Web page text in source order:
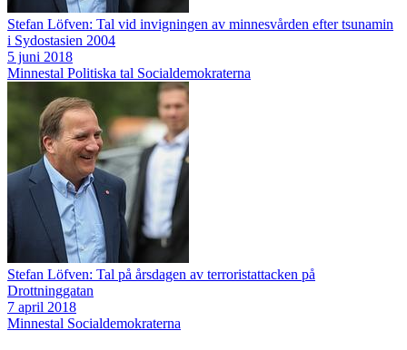
Stefan Löfven: Tal vid invigningen av minnesvården efter tsunamin
i Sydostasien 2004
5 juni 2018
Minnestal Politiska tal Socialdemokraterna
Stefan Löfven: Tal på årsdagen av terroristattacken på
Drottninggatan
7 april 2018
Minnestal Socialdemokraterna